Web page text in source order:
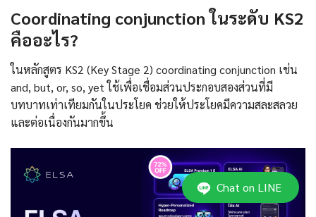
Coordinating conjunction ในระดับ KS2
คืออะไร?
ในหลักสูตร KS2 (Key Stage 2) coordinating conjunction เช่น
and, but, or, so, yet ใช้เพื่อเชื่อมส่วนประกอบสองส่วนที่มี
บทบาทเท่าเทียมกันในประโยค ช่วยให้ประโยคมีความสละสลวย
และต่อเนื่องกันมากขึ้น
Chat on LINE